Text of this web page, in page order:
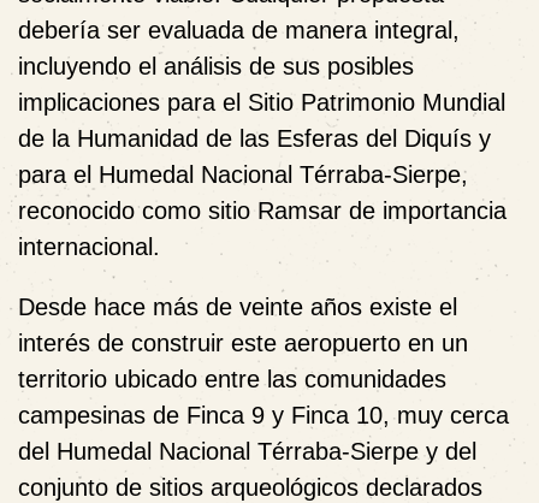
debería ser evaluada de manera integral,
incluyendo el análisis de sus posibles
implicaciones para el Sitio Patrimonio Mundial
de la Humanidad de las Esferas del Diquís y
para el Humedal Nacional Térraba-Sierpe,
reconocido como sitio Ramsar de importancia
internacional.
Desde hace más de veinte años existe el
interés de construir este aeropuerto en un
territorio ubicado entre las comunidades
campesinas de Finca 9 y Finca 10, muy cerca
del Humedal Nacional Térraba-Sierpe y del
conjunto de sitios arqueológicos declarados